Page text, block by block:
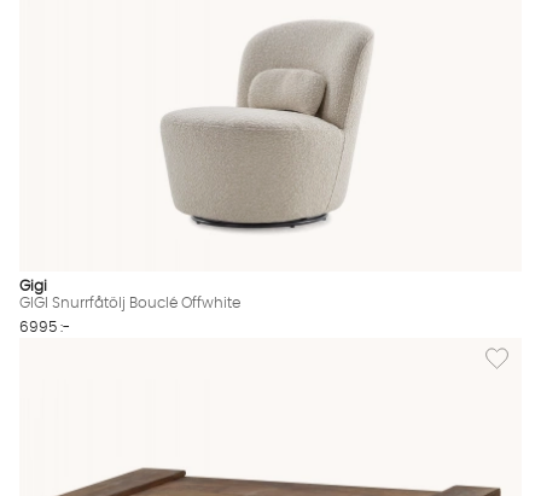
Gigi
GIGI Snurrfåtölj Bouclé Offwhite
6995 :-
Lägg